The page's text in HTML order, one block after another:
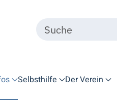
Selbsthilfe Der Verein